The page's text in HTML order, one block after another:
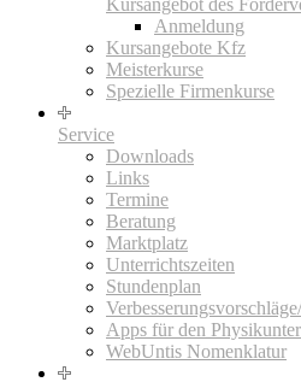
Anmeldung
Kursangebote Kfz
Meisterkurse
Spezielle Firmenkurse
Service
Downloads
Links
Termine
Beratung
Marktplatz
Unterrichtszeiten
Stundenplan
Apps für den
WebUntis Nomenklatur